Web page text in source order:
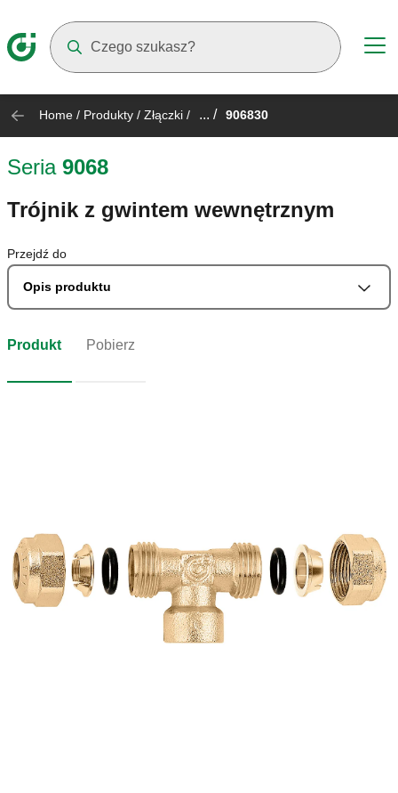
Home / Produkty / Złączki / ... / 906830
Seria 9068
Trójnik z gwintem wewnętrznym
Przejdź do
Opis produktu
Produkt Pobierz